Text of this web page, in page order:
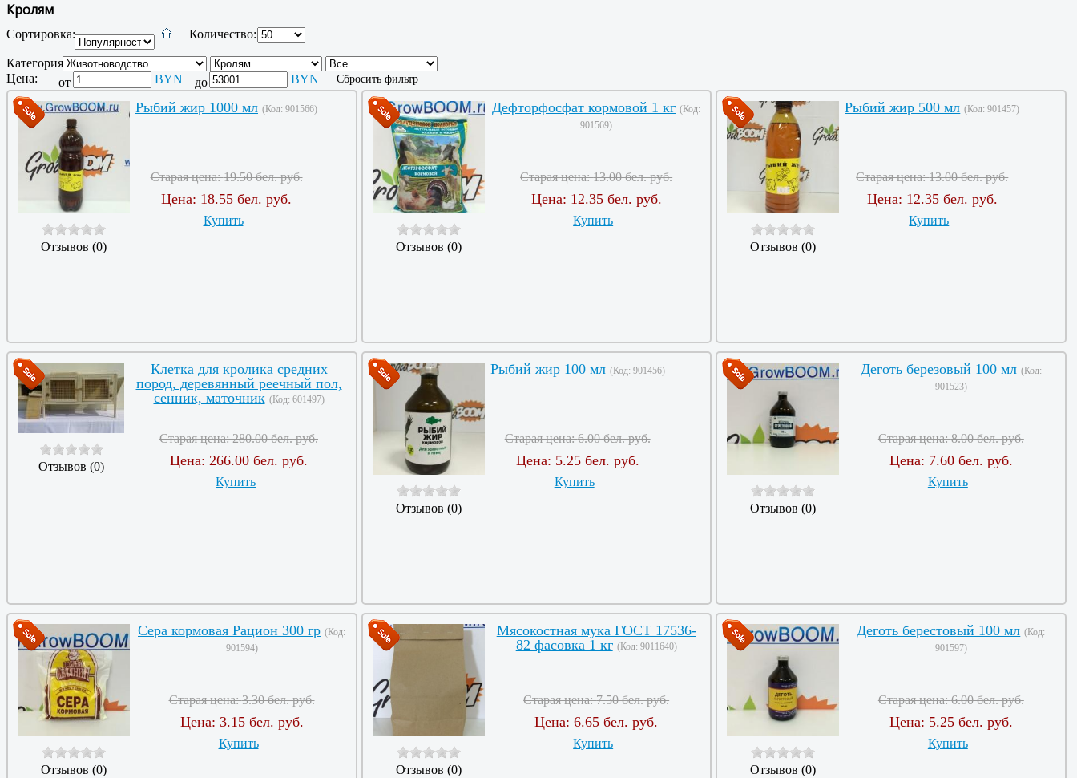
Кролям
Сортировка: Количество:
Категория:
Цена:
от BYN до BYN Сбросить фильтр
Отзывов (0)
Рыбий жир 1000 мл (Код: 901566)
Старая цена:19.50 бел. руб.
Цена: 18.55 бел. руб.
Купить
Отзывов (0)
Дефторфосфат кормовой 1 кг (Код:
901569)
Старая цена:13.00 бел. руб.
Цена: 12.35 бел. руб.
Купить
Отзывов (0)
Рыбий жир 500 мл (Код:901457)
Старая цена:13.00 бел. руб.
Цена: 12.35 бел. руб.
Купить
Отзывов (0)
Клетка для кролика средних
пород, деревянный реечный пол,
сенник, маточник (Код: 601497)
Старая цена:280.00 бел. руб.
Цена: 266.00 бел. руб.
Купить
Отзывов (0)
Рыбий жир 100 мл (Код: 901456)
Старая цена:6.00 бел. руб.
Цена: 5.25 бел. руб.
Купить
Отзывов (0)
Деготь березовый 100 мл (Код:
901523)
Старая цена:8.00 бел. руб.
Цена: 7.60 бел. руб.
Купить
Отзывов (0)
Сера кормовая Рацион 300 гр (Код:
901594)
Старая цена:3.30 бел. руб.
Цена: 3.15 бел. руб.
Купить
Отзывов (0)
Мясокостная мука ГОСТ 17536-
82 фасовка 1 кг (Код: 9011640)
Старая цена:7.50 бел. руб.
Цена:6.65 бел. руб.
Купить
Отзывов (0)
Деготь берестовый 100 мл (Код:
901597)
Старая цена:6.00 бел. руб.
Цена: 5.25 бел. руб.
Купить